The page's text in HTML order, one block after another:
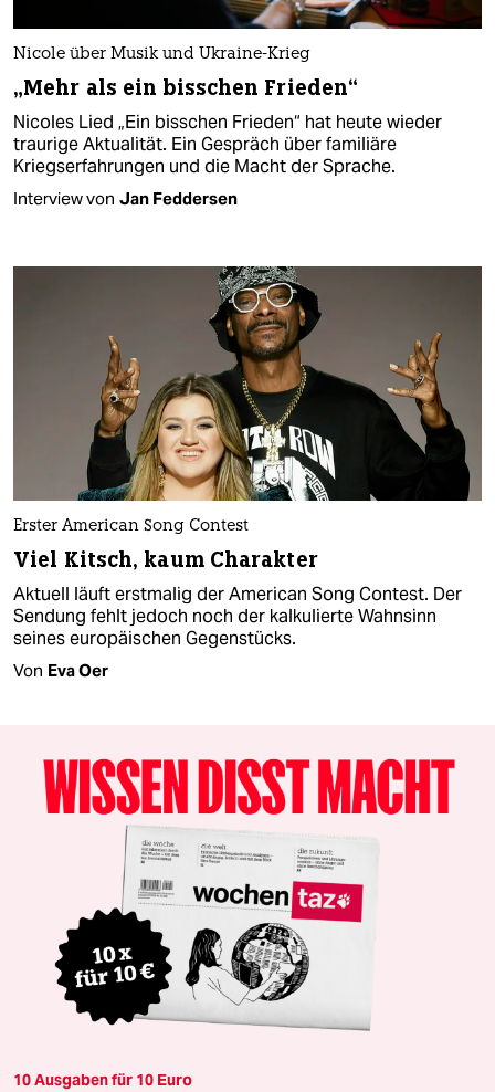
Nicole über Musik und Ukraine-Krieg
„Mehr als ein bisschen Frieden“
Nicoles Lied „Ein bisschen Frieden“ hat heute wieder
traurige Aktualität. Ein Gespräch über familiäre
Kriegserfahrungen und die Macht der Sprache.
Interview von Jan Feddersen
Erster American Song Contest
Viel Kitsch, kaum Charakter
Aktuell läuft erstmalig der American Song Contest. Der
Sendung fehlt jedoch noch der kalkulierte Wahnsinn
seines europäischen Gegenstücks.
Von Eva Oer
10 Ausgaben für 10 Euro